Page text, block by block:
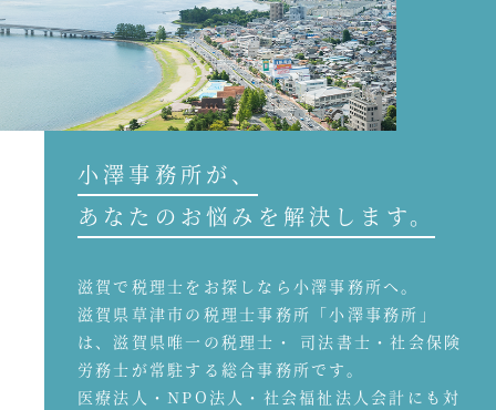
小澤事務所が、
あなたのお悩みを解決します。
滋賀で税理士をお探しなら小澤事務所へ。
滋賀県草津市の税理士事務所「小澤事務所」
は、滋賀県唯一の税理士・ 司法書士・社会保険
労務士が常駐する総合事務所です。
医療法人・NPO法人・社会福祉法人会計にも対